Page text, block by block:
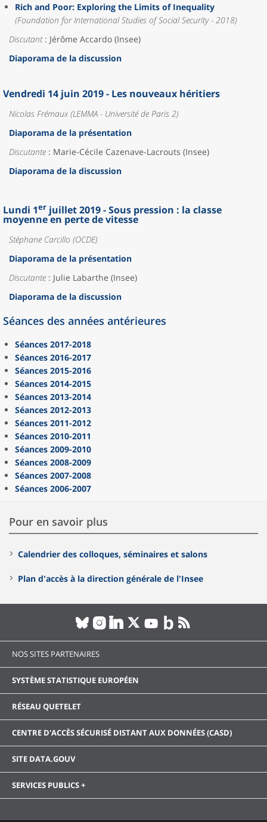
Rich and Poor: Exploring the Limits of Inequality
(Foundation for International Studies of Social Security - 2018)
Discutant: Jérôme Accardo (Insee)
Diaporama de la discussion
Vendredi 14 juin 2019 - Les nouveaux héritiers
Nicolas Frémaux (LEMMA - Université de Paris 2)
Diaporama de la présentation
Discutante : Marie-Cécile Cazenave-Lacrouts (Insee)
Diaporama de la discussion
Lundi 1er juillet 2019 - Sous pression : la classe
moyenne en perte de vitesse
Stéphane Carcillo (OCDE)
Diaporama de la présentation
Discutante : Julie Labarthe (Insee)
Diaporama de la discussion
Séances des années antérieures
Séances 2017-2018
Séances 2016-2017
Séances 2015-2016
Séances 2014-2015
Séances 2013-2014
Séances 2012-2013
Séances 2011-2012
Séances 2010-2011
Séances 2009-2010
Séances 2008-2009
Séances 2007-2008
Séances 2006-2007
Pour en savoir plus
Calendrier des colloques, séminaires et salons
Plan d'accès à la direction générale de l'Insee
NOS SITES PARTENAIRES
SYSTÈME STATISTIQUE EUROPÉEN
RÉSEAU QUETELET
CENTRE D'ACCÈS SÉCURISÉ DISTANT AUX DONNÉES (CASD)
SITE DATA.GOUV
SERVICES PUBLICS +